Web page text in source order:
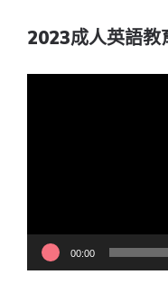
2023成人英語教
00:00